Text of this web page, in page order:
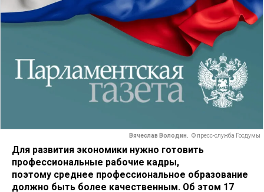
Вячеслав Володин. © пресс-служба Госдумы
Для развития экономики нужно готовить
профессиональные рабочие кадры,
поэтому среднее профессиональное образование
должно быть более качественным. Об этом 17